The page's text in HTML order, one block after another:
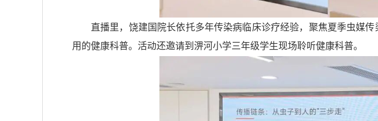
直播里，饶建国院长依托多年传染病临床诊疗经验，聚焦夏季虫媒
用的健康科普。活动还邀请到淠河小学三年级学生现场聆听健康科普。